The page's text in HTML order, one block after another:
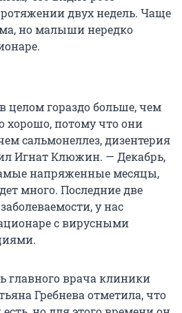
двух недель. Чаще
но малыши нередко
целом гораздо больше, чем
хорошо, потому что они
сальмонеллез, дизентерия
Игнат Клюжин. — Декабрь,
напряженные месяцы,
много. Последние две
у нас
с вирусными
главного врача клиники
Гребнева отметила, что